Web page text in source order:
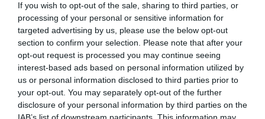
If you wish to opt-out of the sale, sharing to third parties, or
processing of your personal or sensitive information for
targeted advertising by us, please use the below opt-out
section to confirm your selection. Please note that after your
opt-out request is processed you may continue seeing
interest-based ads based on personal information utilized by
us or personal information disclosed to third parties prior to
your opt-out. You may separately opt-out of the further
disclosure of your personal information by third parties on the